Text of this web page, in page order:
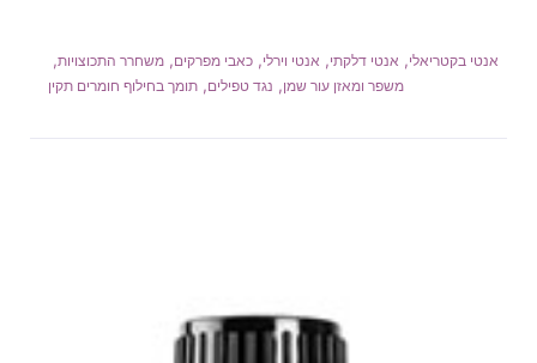
אנטי בקטריאלי, אנטי דלקתי, אנטי וירלי, כאבי מפרקים, משחרר התכוצויות,
משפר ומאזן עור שמן, נגד טפילים, תומך בחילוף חומרים תקין